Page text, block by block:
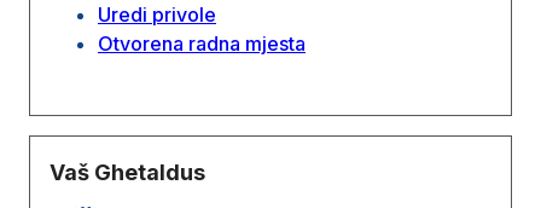
Uredi privole
Otvorena radna mjesta
Vaš Ghetaldus